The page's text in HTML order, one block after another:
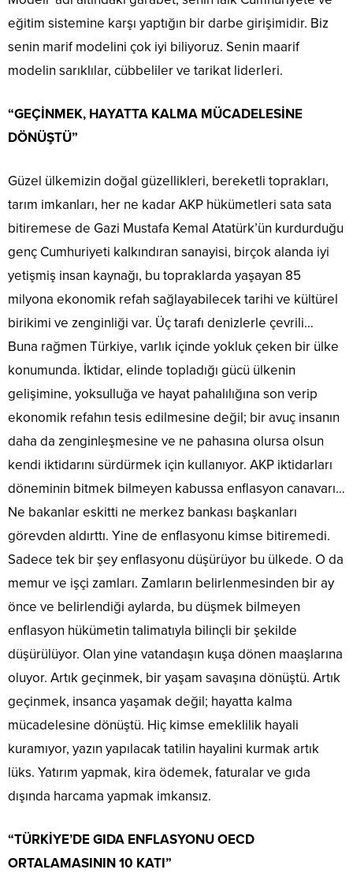
eğitim sistemine karşı yaptığın bir darbe girişimidir. Biz
senin marif modelini çok iyi biliyoruz. Senin maarif
modelin sarıklılar, cübbeliler ve tarikat liderleri.
“GEÇİNMEK, HAYATTA KALMA MÜCADELESİNE
DÖNÜŞTÜ”
Güzel ülkemizin doğal güzellikleri, bereketli toprakları,
tarım imkanları, her ne kadar AKP hükümetleri sata sata
bitiremese de Gazi Mustafa Kemal Atatürk’ün kurdurduğu
genç Cumhuriyeti kalkındıran sanayisi, birçok alanda iyi
yetişmiş insan kaynağı, bu topraklarda yaşayan 85
milyona ekonomik refah sağlayabilecek tarihi ve kültürel
birikimi ve zenginliği var. Üç tarafı denizlerle çevrili…
Buna rağmen Türkiye, varlık içinde yokluk çeken bir ülke
konumunda. İktidar, elinde topladığı gücü ülkenin
gelişimine, yoksulluğa ve hayat pahalılığına son verip
ekonomik refahın tesis edilmesine değil; bir avuç insanın
daha da zenginleşmesine ve ne pahasına olursa olsun
kendi iktidarını sürdürmek için kullanıyor. AKP iktidarları
döneminin bitmek bilmeyen kabussa enflasyon canavarı…
Ne bakanlar eskitti ne merkez bankası başkanları
görevden aldırttı. Yine de enflasyonu kimse bitiremedi.
Sadece tek bir şey enflasyonu düşürüyor bu ülkede. O da
memur ve işçi zamları. Zamların belirlenmesinden bir ay
önce ve belirlendiği aylarda, bu düşmek bilmeyen
enflasyon hükümetin talimatıyla bilinçli bir şekilde
düşürülüyor. Olan yine vatandaşın kuşa dönen maaşlarına
oluyor. Artık geçinmek, bir yaşam savaşına dönüştü. Artık
geçinmek, insanca yaşamak değil; hayatta kalma
mücadelesine dönüştü. Hiç kimse emeklilik hayali
kuramıyor, yazın yapılacak tatilin hayalini kurmak artık
lüks. Yatırım yapmak, kira ödemek, faturalar ve gıda
dışında harcama yapmak imkansız.
“TÜRKİYE’DE GIDA ENFLASYONU OECD
ORTALAMASININ 10 KATI”